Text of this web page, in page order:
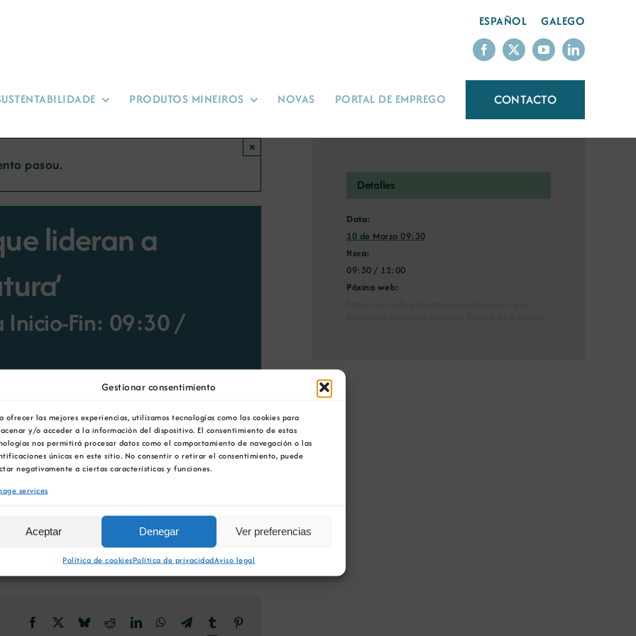
Gestionar consentimiento
ofrecer las mejores experiencias, utilizamos tecnologías como las cookies para
y/o acceder a la información del dispositivo. El consentimiento de estas
nos permitirá procesar datos como el comportamiento de navegación o las
únicas en este sitio. No consentir o retirar el consentimiento, puede
negativamente a ciertas características y funciones.
services
Aceptar Denegar Ver preferencias
Política de cookiesPolítica de privacidadAviso legal
ESPAÑOL GALEGO
PRODUTOS MINEIROS NOVAS PORTAL DE EMPREGO CONTACTO
pasou.
×
lideran a
Inicio-Fin: 09:30/
Galicia, Executivas de Galicia e
edición do foro empresarial‘MULLERES NA
Facebook BlueskyRedditLinkedInWhatsApp
TelegramTumblr
Detalles
Data:
10 de Marzo 09:30
Hora:
09:30 / 12:00
Páxina web: